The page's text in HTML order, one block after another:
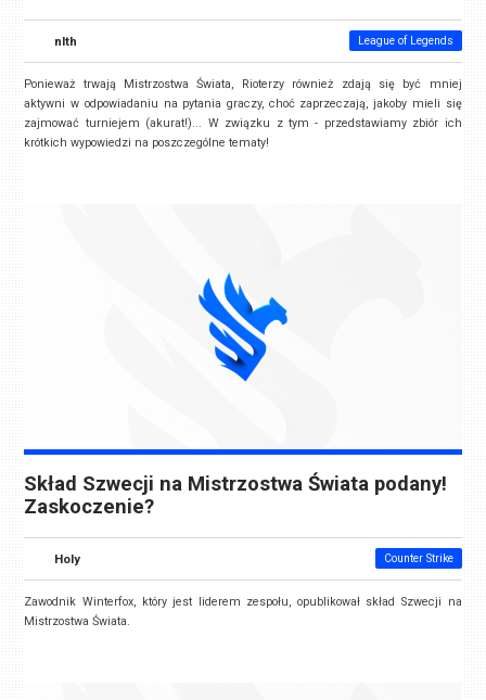
nlth League of Legends
Ponieważ trwają Mistrzostwa Świata, Rioterzy również zdają się być mniej
aktywni w odpowiadaniu na pytania graczy, choć zaprzeczają, jakoby mieli się
zajmować turniejem (akurat!)... W związku z tym - przedstawiamy zbiór ich
krótkich wypowiedzi na poszczególne tematy!
Skład Szwecji na Mistrzostwa Świata podany!
Zaskoczenie?
Holy Counter Strike
Zawodnik Winterfox, który jest liderem zespołu, opublikował skład Szwecji na
Mistrzostwa Świata.